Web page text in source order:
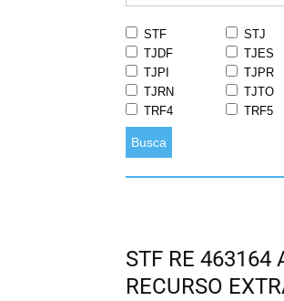
STF STJ
TJDF
TJES
TJPI
TJPR
TJRN
TJTO
TRF4
TRF5
Busca
STF RE 463164
RECURSO